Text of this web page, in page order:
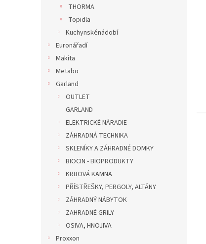
THORMA
Topidla
Kuchynskénádobí
Euronářadí
Makita
Metabo
Garland
OUTLET
GARLAND
ELEKTRICKÉ NÁRADIE
ZÁHRADNÁ TECHNIKA
SKLENÍKY A ZÁHRADNÉ DOMKY
BIOCIN - BIOPRODUKTY
KRBOVÁ KAMNA
PŘÍSTŘEŠKY, PERGOLY, ALTÁNY
ZÁHRADNÝ NÁBYTOK
ZAHRADNÉ GRILY
OSIVA, HNOJIVA
Proxxon